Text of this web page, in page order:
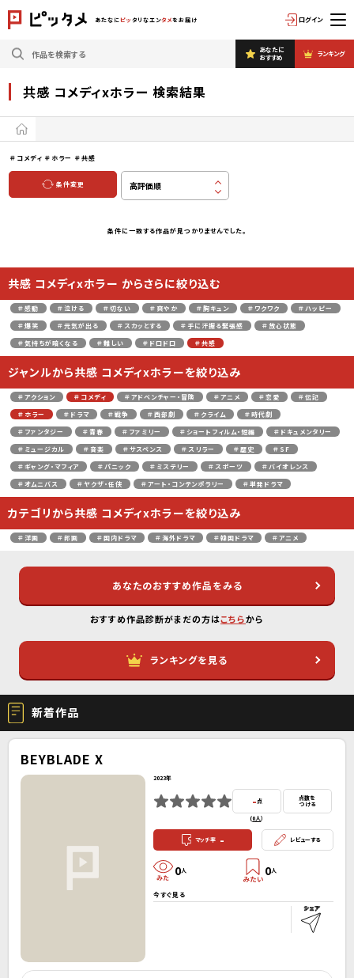
あたなに ピッ タリなエンタメをお届け ログイン
あなたに
おすすめ
ランキング
共感 コメディxホラー 検索結果
＃コメディ ＃ホラー ＃共感
条件変更
条件に一致する作品が見つかりませんでした。
共感 コメディxホラー からさらに絞り込む
＃感動 ＃泣ける ＃切ない ＃爽やか ＃胸キュン ＃ワクワク
＃ハッピー
＃爆笑
＃元気が出る ＃スカッとする ＃手に汗握る緊張感
＃放心状態
＃気持ちが暗くなる
＃難しい ＃ドロドロ ＃共感
ジャンルから共感 コメディxホラーを絞り込み
＃アクション ＃コメディ ＃アドベンチャー・冒険 ＃アニメ ＃恋愛
＃伝記
＃ホラー
＃ドラマ ＃戦争 ＃西部劇 ＃クライム
＃時代劇
＃ファンタジー
＃青春 ＃ファミリー ＃ショートフィルム・短編
＃ドキュメンタリー
＃ミュージカル
＃音楽 ＃サスペンス ＃スリラー ＃歴史
＃SF
＃ギャング・マフィア
＃パニック ＃ミステリー ＃スポーツ
＃バイオレンス
＃オムニバス
＃ヤクザ・任侠 ＃アート・コンテンポラリー ＃単発ドラマ
カテゴリから共感 コメディxホラーを絞り込み
＃洋画 ＃邦画 ＃国内ドラマ ＃海外ドラマ ＃韓国ドラマ ＃アニメ
あなたのおすすめ作品をみる
おすすめ作品診断がまだの方はこちらから
ランキングを見る
新着作品
BEYBLADE X
2023年
-点
(0人）
点数を
つける
マッチ率 - レビューする
0人 0人
今すぐ見る